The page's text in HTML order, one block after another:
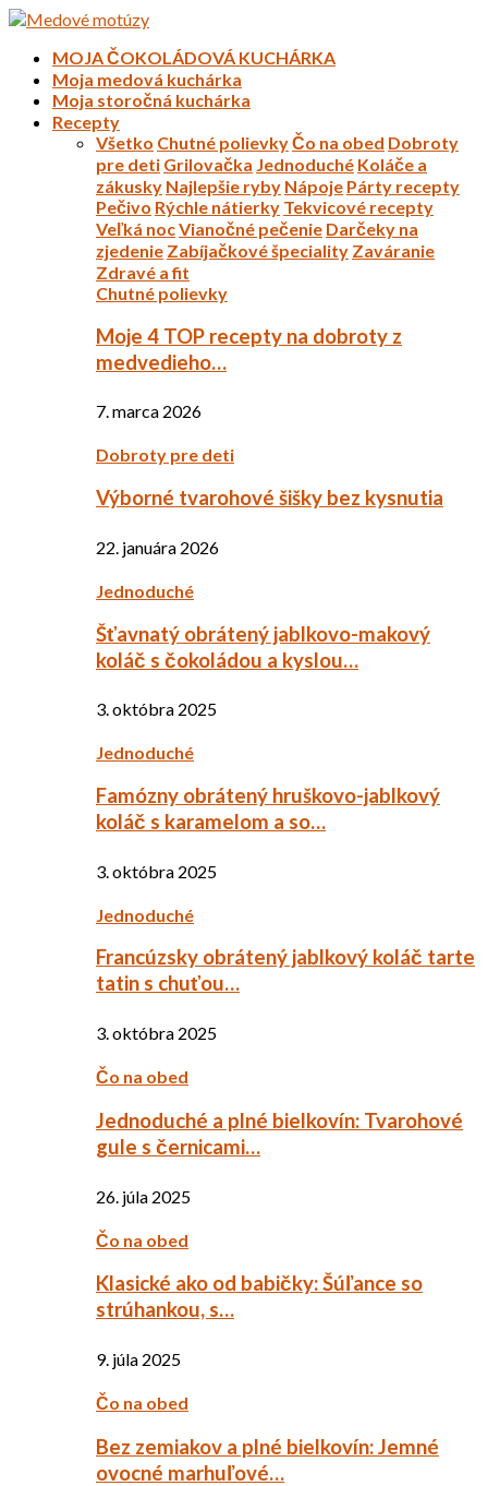
MOJA ČOKOLÁDOVÁ KUCHÁRKA
Moja medová kuchárka
Moja storočná kuchárka
Recepty
Všetko Chutné polievkyČo na obed Dobroty
pre deti Grilovačka Jednoduché Koláče a
zákusky Najlepšie ryby Nápoje Párty recepty
Pečivo Rýchle nátierky Tekvicové recepty
Veľká nocVianočné pečenie Darčeky na
zjedenie Zabíjačkové špeciality Zaváranie
Zdravé a fit
Chutné polievky
Moje 4 TOP recepty na dobroty z
medvedieho…
7. marca 2026
Dobroty pre deti
Výborné tvarohové šišky bez kysnutia
22. januára 2026
Jednoduché
Šťavnatý obrátený jablkovo-makový
koláč s čokoládou a kyslou…
3. októbra 2025
Jednoduché
Famózny obrátený hruškovo-jablkový
koláč s karamelom a so…
3. októbra 2025
Jednoduché
Francúzsky obrátený jablkový koláč tarte
tatin s chuťou…
3. októbra 2025
Čo na obed
Jednoduché a plné bielkovín: Tvarohové
gule s černicami…
26. júla 2025
Čo na obed
Klasické ako od babičky: Šúľance so
strúhankou, s…
9. júla 2025
Čo na obed
Bez zemiakov a plné bielkovín: Jemné
ovocné marhuľové…